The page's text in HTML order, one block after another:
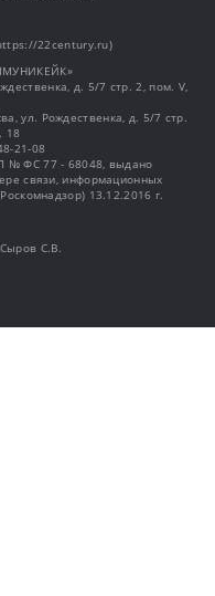
22century.ru)
д. 5/7 стр. 2, пом. V,
ул. Рождественка, д. 5/7 стр.
18
21-08
№ ФС 77 - 68048, выдано
связи, информационных
13.12.2016 г.
С.В.